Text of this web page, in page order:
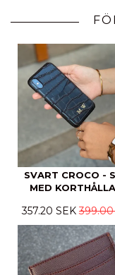
SVART CROCO -
MED
357.20 SEK 399.00